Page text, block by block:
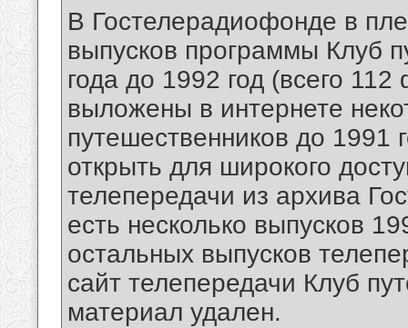
В Гостелерадиофонде в
выпусков программы Клуб
года до 1992 год (всего
выложены в интернете
путешественников до 1991
открыть для широкого
телепередачи из архива
есть несколько выпусков
остальных выпусков
сайт телепередачи Клуб
материал удален.